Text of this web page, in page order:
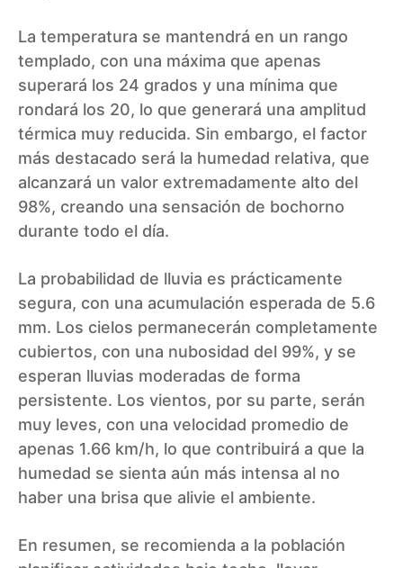
La temperatura se mantendrá en un rango
templado, con una máxima que apenas
superará los 24 grados y una mínima que
rondará los 20, lo que generará una amplitud
térmica muy reducida. Sin embargo, el factor
más destacado será la humedad relativa, que
alcanzará un valor extremadamente alto del
98%, creando una sensación de bochorno
durante todo el día.
La probabilidad de lluvia es prácticamente
segura, con una acumulación esperada de 5.6
mm. Los cielos permanecerán completamente
cubiertos, con una nubosidad del 99%, y se
esperan lluvias moderadas de forma
persistente. Los vientos, por su parte, serán
muy leves, con una velocidad promedio de
apenas 1.66 km/h, lo que contribuirá a que la
humedad se sienta aún más intensa al no
haber una brisa que alivie el ambiente.
En resumen, se recomienda a la población